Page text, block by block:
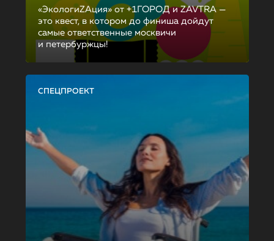
«ЭкологиZAция» от +1ГОРОД и ZAVTRA —
это квест, в котором до финиша дойдут
самые ответственные москвичи
и петербуржцы!
СПЕЦПРОЕКТ